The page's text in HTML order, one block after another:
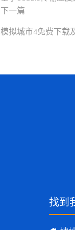
下一篇
模拟城市4免费下载
找到